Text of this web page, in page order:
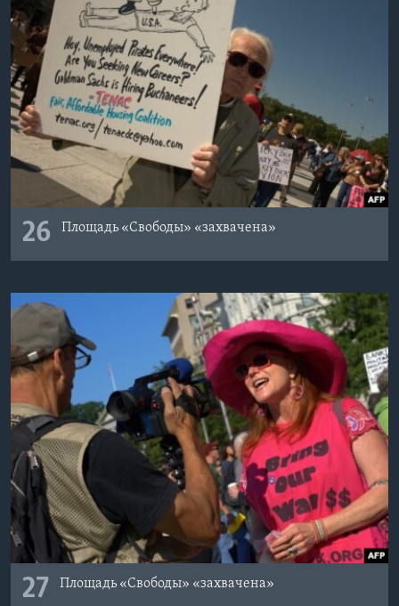
26 Площадь «Свободы» «захвачена»
27 Площадь «Свободы» «захвачена»